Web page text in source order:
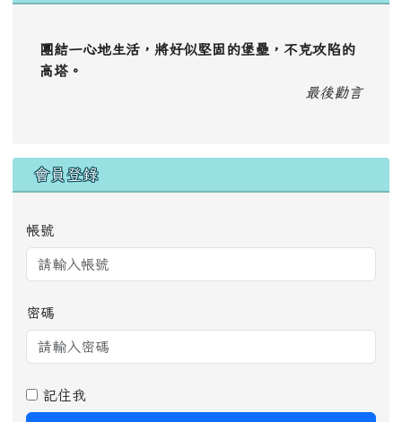
團結一心地生活，將好似堅固的堡壘，不克攻陷的
高塔。
最後勸言
會員登錄
帳號
密碼
記住我